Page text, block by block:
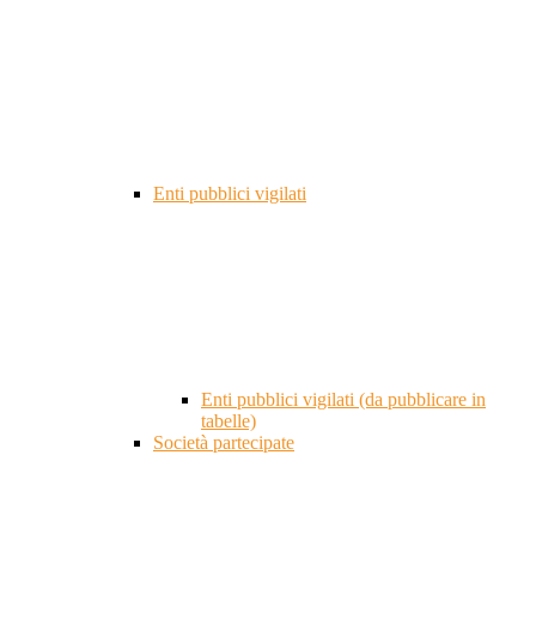
Enti pubblici vigilati
Enti pubblici vigilati (da pubblicare in
tabelle)
Società partecipate